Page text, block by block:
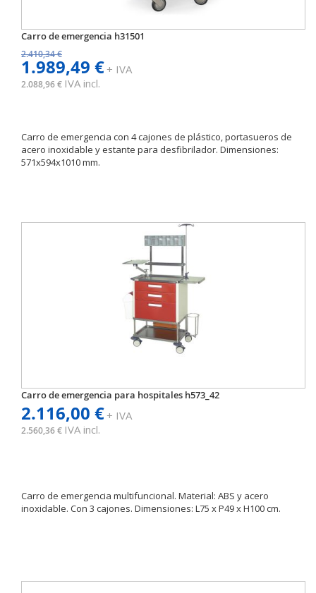
Carro de emergencia h31501
2.410,34 €
1.989,49 €+ IVA
2.088,96 € IVA incl.
Carro de emergencia con 4 cajones de plástico, portasueros de
acero inoxidable y estante para desfibrilador. Dimensiones:
571x594x1010 mm.
Carro de emergencia para hospitales h573_42
2.116,00 €+ IVA
2.560,36 € IVA incl.
Carro de emergencia multifuncional. Material: ABS y acero
inoxidable. Con 3 cajones. Dimensiones: L75 x P49 x H100 cm.